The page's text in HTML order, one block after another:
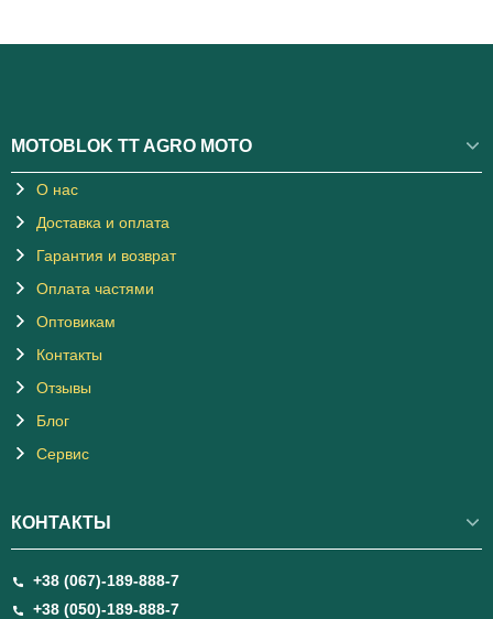
MOTOBLOK TT AGRO MOTO
О нас
Доставка и оплата
Гарантия и возврат
Оплата частями
Оптовикам
Контакты
Отзывы
Блог
Сервис
КОНТАКТЫ
+38 (067)-189-888-7
+38 (050)-189-888-7